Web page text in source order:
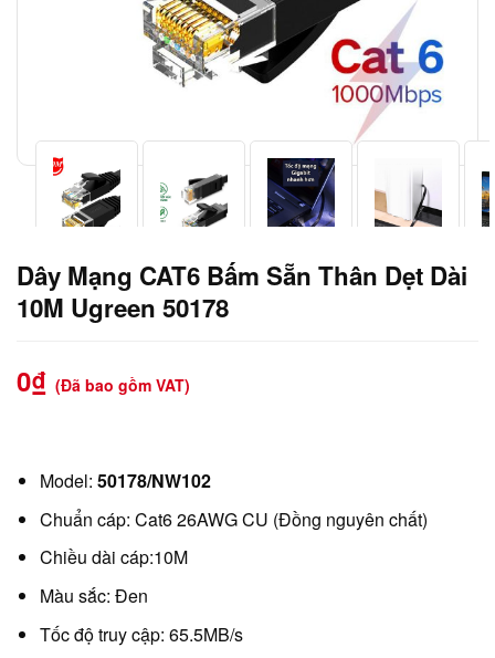
Dây Mạng CAT6 Bấm Sẵn Thân Dẹt Dài
10M Ugreen 50178
0₫ (Đã bao gồm VAT)
Model: 50178/NW102
Chuẩn cáp: Cat6 26AWG CU (Đồng nguyên chất)
Chiều dài cáp:10M
Màu sắc: Đen
Tốc độ truy cập: 65.5MB/s